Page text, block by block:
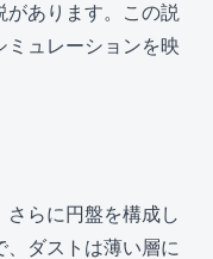
あります。この説
ミュレーションを映
さらに円盤を構成し
、ダストは薄い層に